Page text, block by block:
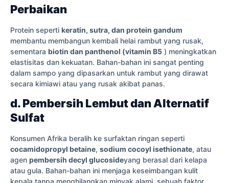
Perbaikan
Protein seperti keratin, sutra, dan protein gandum
membantu membangun kembali helai rambut yang rusak,
sementara biotin dan panthenol (vitamin B5 ) meningkatkan
elastisitas dan kekuatan. Bahan-bahan ini sangat penting
dalam sampo yang dipasarkan untuk rambut yang dirawat
secara kimiawi atau yang rusak akibat panas.
d. Pembersih Lembut dan Alternatif
Sulfat
Konsumen Afrika beralih ke surfaktan ringan seperti
cocamidopropyl betaine, sodium cocoyl isethionate, atau
agen pembersih decyl glucosideyang berasal dari kelapa
atau gula. Bahan-bahan ini menjaga keseimbangan kulit